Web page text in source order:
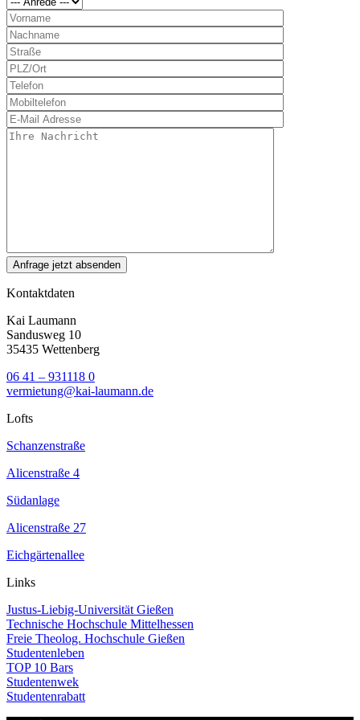
Kontaktdaten
Kai Laumann
Sandusweg 10
35435 Wettenberg
06 41 – 931118 0
vermietung@kai-laumann.de
Lofts
Schanzenstraße
Alicenstraße 4
Südanlage
Alicenstraße 27
Eichgärtenallee
Links
Justus-Liebig-Universität Gießen
Technische Hochschule Mittelhessen
Freie Theolog. Hochschule Gießen
Studentenleben
TOP 10 Bars
Studentenwek
Studentenrabatt